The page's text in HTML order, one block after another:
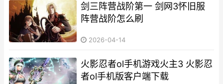
剑三阵营战阶第一 剑网3怀旧服
阵营战阶怎么刷
2026-04-14
火影忍者ol手机游戏火主3 火影忍
者ol手机版客户端下载